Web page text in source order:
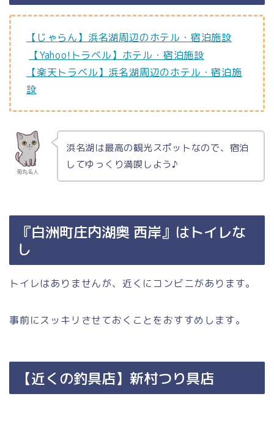
【じゃらん】浜名湖周辺のホテル・宿泊施設
【Yahoo!トラベル】ホテル・宿泊施設
【楽天トラベル】浜名湖周辺のホテル・宿泊施
設
菊丸名人
浜名湖は最高の観光スポットなので、宿泊
してゆっくり満喫しよう♪
『白洲町庄内湖奥 西岸』はトイレな
し
トイレはありませんが、近くにコンビニがあります。
事前にスッキリさせておくことをおすすめします。
【近くの釣具店】新村つり具店